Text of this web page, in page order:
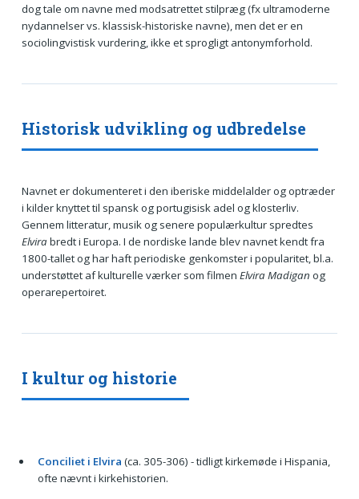
dog tale om navne med modsatrettet stilpræg (fx ultramoderne
nydannelser vs. klassisk-historiske navne), men det er en
sociolingvistisk vurdering, ikke et sprogligt antonymforhold.
Historisk udvikling og udbredelse
Navnet er dokumenteret i den iberiske middelalder og optræder
i kilder knyttet til spansk og portugisisk adel og klosterliv.
Gennem litteratur, musik og senere populærkultur spredtes
Elvirabredt i Europa. I de nordiske lande blev navnet kendt fra
1800-tallet og har haft periodiske genkomster i popularitet, bl.a.
understøttet af kulturelle værker som filmen Elvira Madigan og
operarepertoiret.
I kultur og historie
Conciliet i Elvira (ca. 305-306) - tidligt kirkemøde i Hispania,
ofte nævnt i kirkehistorien.